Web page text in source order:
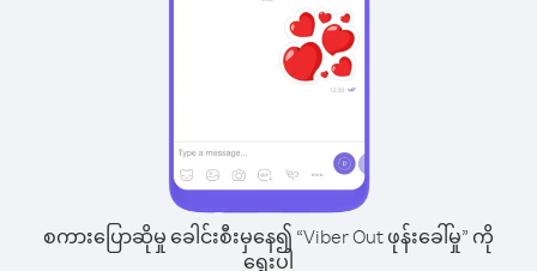
စကားပြောဆိုမှု ခေါင်းစီးမှနေ၍ “Viber Out ဖုန်းခေါ်မှု” ကို
ရွေးပါ